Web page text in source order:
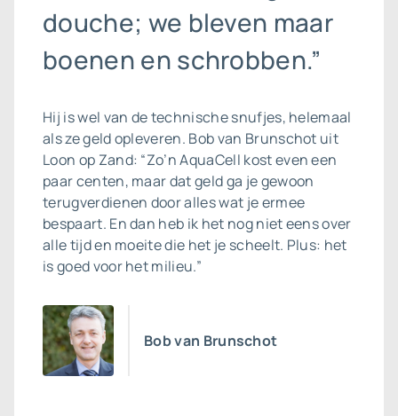
douche; we bleven maar
boenen en schrobben.”
Hij is wel van de technische snufjes, helemaal
als ze geld opleveren. Bob van Brunschot uit
Loon op Zand: “Zo’n AquaCell kost even een
paar centen, maar dat geld ga je gewoon
terugverdienen door alles wat je ermee
bespaart. En dan heb ik het nog niet eens over
alle tijd en moeite die het je scheelt. Plus: het
is goed voor het milieu.”
Bob van Brunschot